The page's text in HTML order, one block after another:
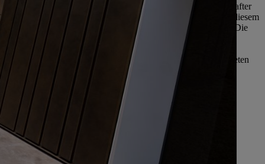
Mitarbeitende sind wir Markenbotschafterinnen und -botschafter
trägt in meinen Augen stark zur Identitätsstiftung bei. In diesem
wir stehen und was uns als Marke so einzigartig macht. Die
Kontext als dem eigenen Jobumfeld oder dem
wird den Stolz, für das Unternehmen tätig zu sein, sicher
weiter stärken. Die Markenwelt kann auch ein Forum bieten
für STIHL zu gewinnen.